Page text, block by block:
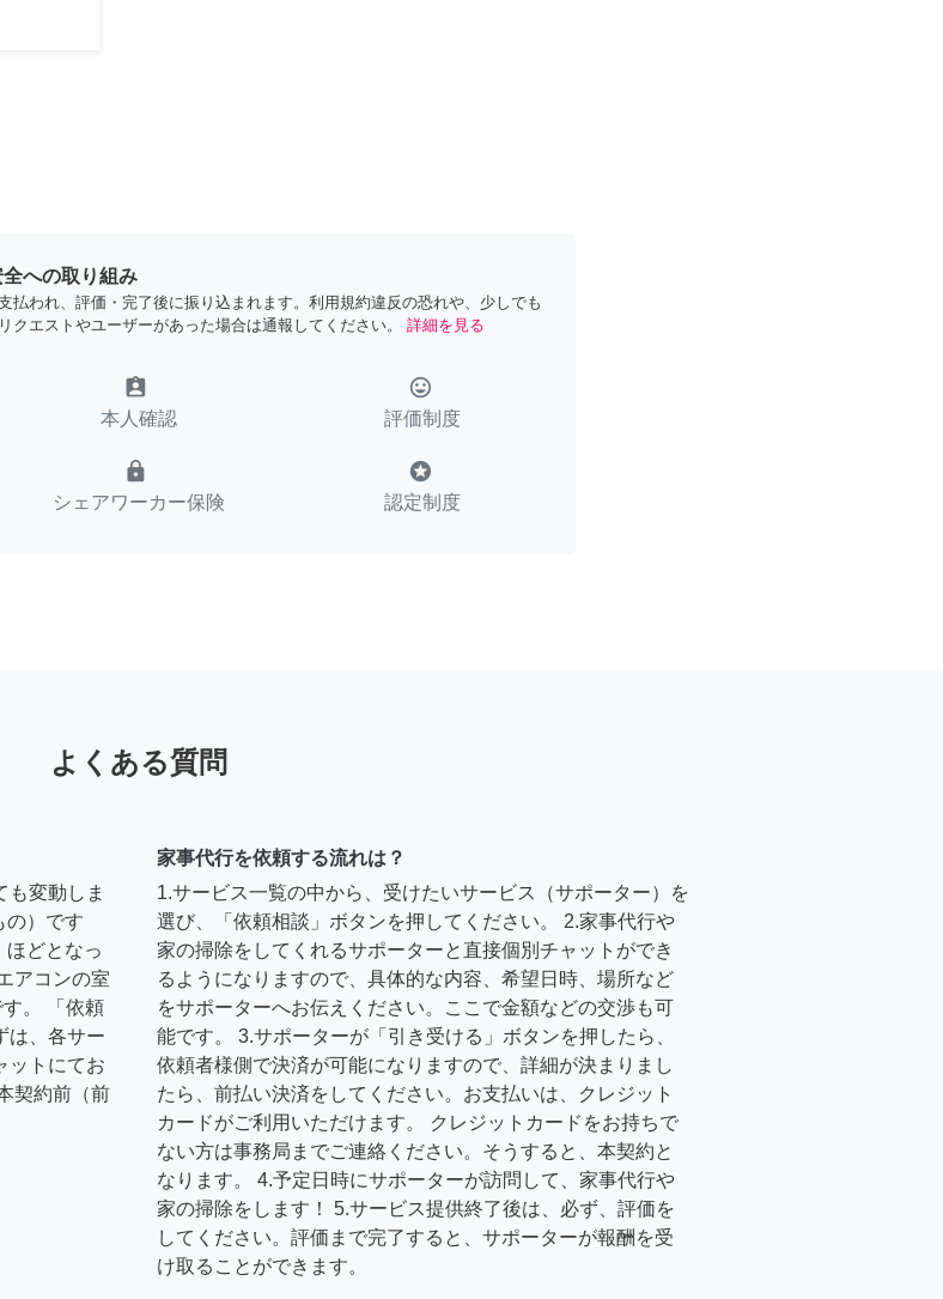
への取り組み
払われ、評価・完了後に振り込まれます。利用規約違反の恐れや、少しでも
クエストやユーザーがあった場合は通報してください。
詳細を見る
assignment_ind
本人確認
tag_faces
評価制度
lock
シェアワーカー保険
stars
認定制度
よくある質問
も変動しま
の）です
ほどとなっ
アコンの室
。 「依頼
は、各サー
ットにてお
契約前（前
家事代行を依頼する流れは？
1.サービス一覧の中から、受けたいサービス（サポーター）を
選び、「依頼相談」ボタンを押してください。 2.家事代行や
家の掃除をしてくれるサポーターと直接個別チャットができ
るようになりますので、具体的な内容、希望日時、場所など
をサポーターへお伝えください。ここで金額などの交渉も可
能です。 3.サポーターが「引き受ける」ボタンを押したら、
依頼者様側で決済が可能になりますので、詳細が決まりまし
たら、前払い決済をしてください。お支払いは、クレジット
カードがご利用いただけます。 クレジットカードをお持ちで
ない方は事務局までご連絡ください。そうすると、本契約と
なります。 4.予定日時にサポーターが訪問して、家事代行や
家の掃除をします！ 5.サービス提供終了後は、必ず、評価を
してください。評価まで完了すると、サポーターが報酬を受
け取ることができます。